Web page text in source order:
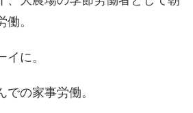
。
に。
の家事労働。